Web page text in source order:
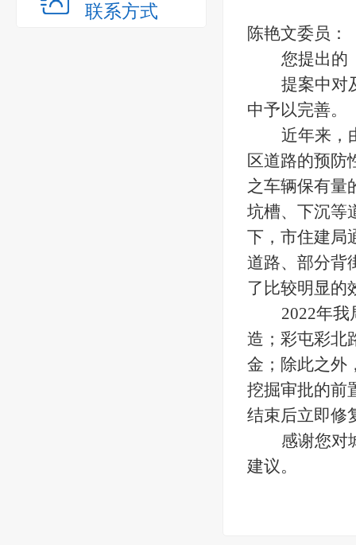
联系方式
陈艳文委员：
您提出的
提案中对
中予以完善。
近年来，
区道路的预防
之车辆保有量
坑槽、下沉等
下，市住建局
道路、部分背
了比较明显的
2022年
造；彩屯彩北
金；除此之外
挖掘审批的前
结束后立即修
感谢您对
建议。